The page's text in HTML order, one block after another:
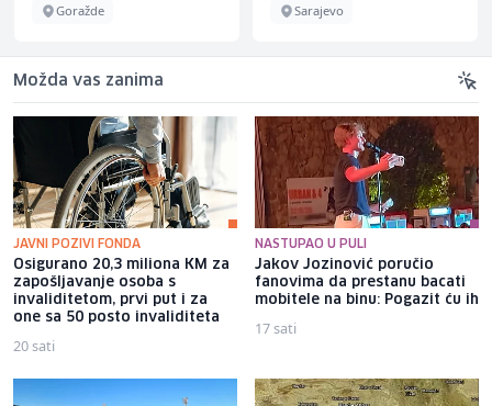
Goražde Sarajevo
Možda vas zanima
JAVNI POZIVI FONDA
Osigurano 20,3 miliona KM za
zapošljavanje osoba s
invaliditetom, prvi put i za
one sa 50 posto invaliditeta
20 sati
NASTUPAO U PULI
Jakov Jozinović poručio
fanovima da prestanu bacati
mobitele na binu: Pogazit ću ih
17 sati